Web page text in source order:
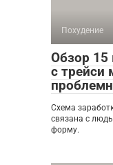
Похудение
Обзор 15
с трейси
Схема
связана с
форму.